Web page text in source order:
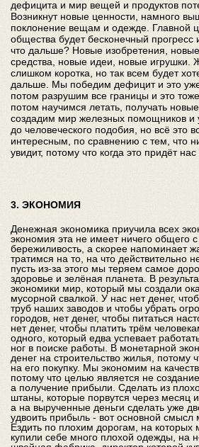
дефицита и мир вещей и продуктов
Возникнут новые ценности, намного
поклонение вещам и одежде. Главной
общества будет бесконечный прогресс
что дальше? Новые изобретения,
средства, новые идеи, новые игрушки.
слишком коротка, но так всем будет
дальше. Мы победим дефицит и это уже
потом разрушим все границы и это
потом научимся летать, получать
создадим мир железных помощников и
до человеческого подобия, но всё это
интересным, по сравнению с тем, что
увидит, потому что когда это придёт
3. ЭКОНОМИЯ
Денежная экономика приучила всех
экономия эта не имеет ничего общего
бережиливость, а скорее напоминает
тратимся на то, на что действительно
пусть из-за этого мы теряем самое
здоровье и зелёная планета. В
экономики мир, который мы создали
мусорной свалкой. У нас нет денег,
труб наших заводов и чтобы убрать
городов, нет денег, чтобы питаться
нет денег, чтобы платить трём
одного, который едва успевает
ног в поиске работы. В монетарной
денег на строительство жилья, потому
на его покупку. Мы экономим на
потому что целью является не создание
а получение прибыли. Сделать из
штаны, которые порвутся через месяц
а на вырученные деньги сделать уже
удвоить прибыль - вот основной смысл
Ездить по плохим дорогам, на которых
купили себе много плохой одежды, на